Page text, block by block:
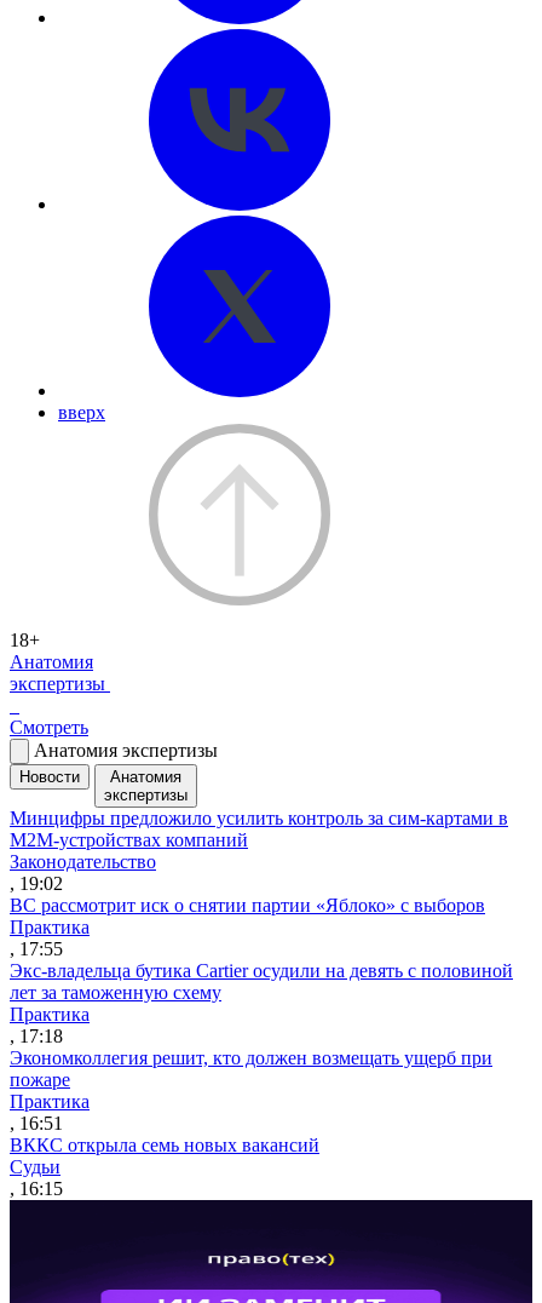
вверх
18+
Анатомия
экспертизы
Смотреть
Анатомия экспертизы
Новости
Анатомия
экспертизы
Минцифры предложило усилить контроль за сим-картами в
M2M-устройствах компаний
Законодательство
, 19:02
ВС рассмотрит иск о снятии партии «Яблоко» с выборов
Практика
, 17:55
Экс-владельца бутика Cartier осудили на девять с половиной
лет за таможенную схему
Практика
, 17:18
Экономколлегия решит, кто должен возмещать ущерб при
пожаре
Практика
, 16:51
ВККС открыла семь новых вакансий
Судьи
, 16:15